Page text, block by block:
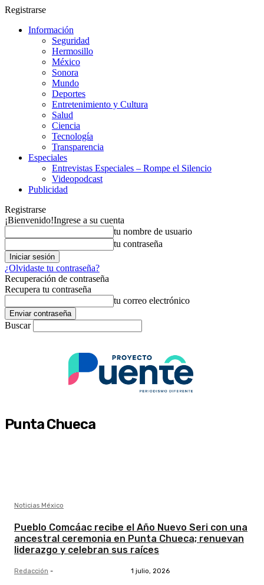
Registrarse
Información
Seguridad
Hermosillo
México
Sonora
Mundo
Deportes
Entretenimiento y Cultura
Salud
Ciencia
Tecnología
Transparencia
Especiales
Entrevistas Especiales – Rompe el Silencio
Videopodcast
Publicidad
Registrarse
¡Bienvenido!Ingrese a su cuenta
tu nombre de usuario
tu contraseña
¿Olvidaste tu contraseña?
Recuperación de contraseña
Recupera tu contraseña
tu correo electrónico
Buscar
Punta Chueca
Noticias México
Pueblo Comcáac recibe el Año Nuevo Seri con una
ancestral ceremonia en Punta Chueca; renuevan
liderazgo y celebran sus raíces
Redacción - 1 julio, 2026